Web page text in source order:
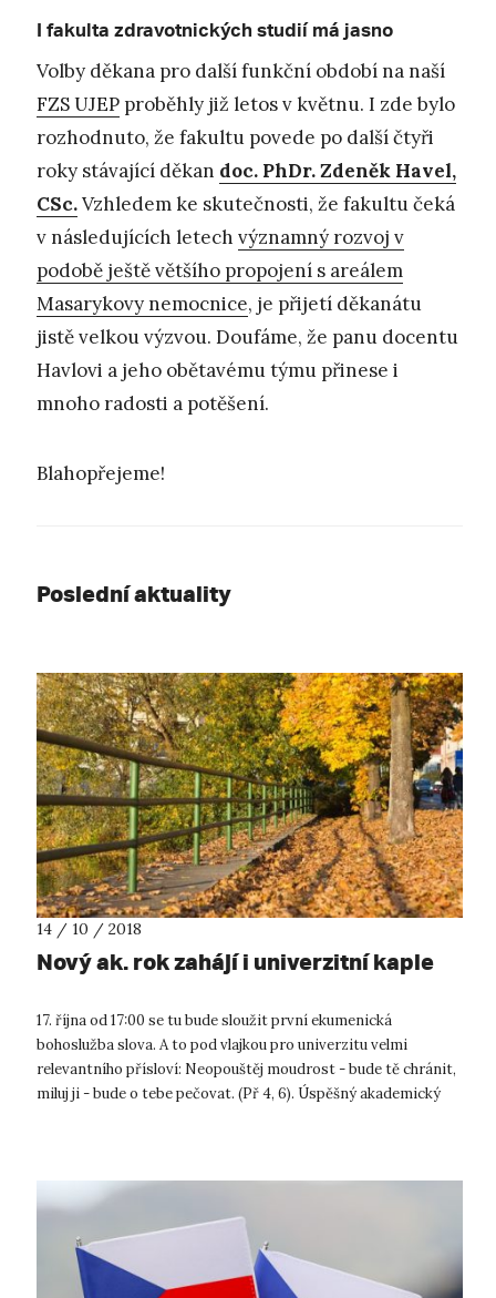
I fakulta zdravotnických studií má jasno
Volby děkana pro další funkční období na naší
FZS UJEP proběhly již letos v květnu. I zde bylo
rozhodnuto, že fakultu povede po další čtyři
roky stávající děkan doc. PhDr. Zdeněk Havel,
CSc.Vzhledem ke skutečnosti, že fakultu čeká
v následujících letech významný rozvoj v
podobě ještě většího propojení s areálem
Masarykovy nemocnice, je přijetí děkanátu
jistě velkou výzvou. Doufáme, že panu docentu
Havlovi a jeho obětavému týmu přinese i
mnoho radosti a potěšení.
Blahopřejeme!
Poslední aktuality
14 / 10 / 2018
Nový ak. rok zahájí i univerzitní kaple
17. října od 17:00 se tu bude sloužit první ekumenická
bohoslužba slova. A to pod vlajkou pro univerzitu velmi
relevantního přísloví: Neopouštěj moudrost - bude tě chránit,
miluj ji - bude o tebe pečovat. (Př 4, 6). Úspěšný akademický